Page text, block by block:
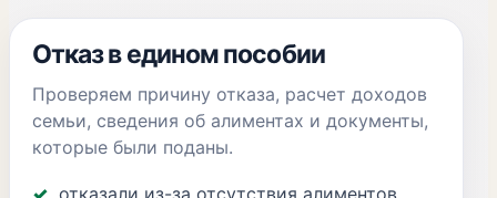
Отказ в едином пособии
Проверяем причину отказа, расчет доходов
семьи, сведения об алиментах и документы,
которые были поданы.
отказали из-за отсутствия алиментов